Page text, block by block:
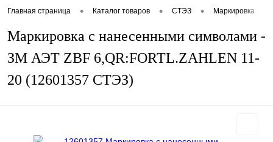
Главная страница • Каталог товаров • СТЭЗ • Маркировка
Маркировка с нанесенными символами -
ЗМ АЭТ ZBF 6,QR:FORTL.ZAHLEN 11-
20 (12601357 СТЭЗ)